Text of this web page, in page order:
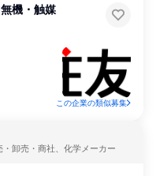
機・触媒
この企業の類似募集
卸売・商社、化学メーカー